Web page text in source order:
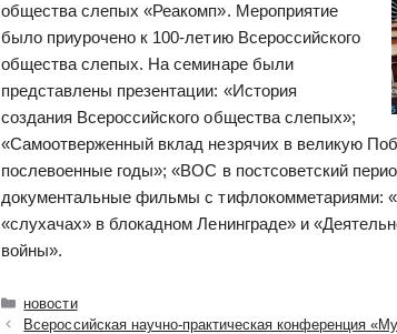
общества слепых «Реакомп». Мероприятие
было приурочено к 100-летию Всероссийского
общества слепых. На семинаре были
представлены презентации: «История
создания Всероссийского общества слепых»;
«Самоотверженный вклад незрячих в великую
послевоенные годы»; «ВОС в постсоветский
документальные фильмы с тифлокомметариями:
«слухачах» в блокадном Ленинграде» и
войны».
Рубрики
новости
Всероссийская научно-практическая конференция